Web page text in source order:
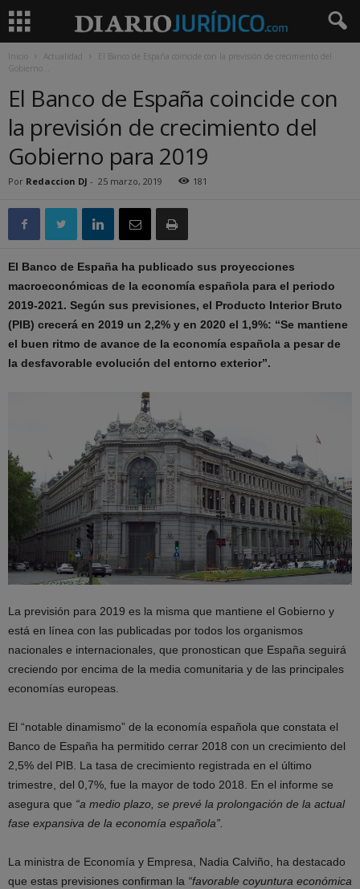
Inicio Actualidad
El Banco de España coincide con la previsión de crecimiento del
Gobierno...
El Banco de España coincide con
la previsión de crecimiento del
Gobierno para 2019
Por Redaccion DJ - 25 marzo, 2019 181
El Banco de España ha publicado sus proyecciones
macroeconómicas de la economía española para el periodo
2019-2021. Según sus previsiones, el Producto Interior Bruto
(PIB) crecerá en 2019 un 2,2% y en 2020 el 1,9%: “Se mantiene
el buen ritmo de avance de la economía española a pesar de
la desfavorable evolución del entorno exterior”.
La previsión para 2019 es la misma que mantiene el Gobierno y
está en línea con las publicadas por todos los organismos
nacionales e internacionales, que pronostican que España seguirá
creciendo por encima de la media comunitaria y de las principales
economías europeas.
El “notable dinamismo” de la economía española que constata el
Banco de España ha permitido cerrar 2018 con un crecimiento del
2,5% del PIB. La tasa de crecimiento registrada en el último
trimestre, del 0,7%, fue la mayor de todo 2018. En el informe se
asegura que “a medio plazo, se prevé la prolongación de la actual
fase expansiva de la economía española”.
La ministra de Economía y Empresa, Nadia Calviño, ha destacado
que estas previsiones confirman la “favorable coyuntura económica